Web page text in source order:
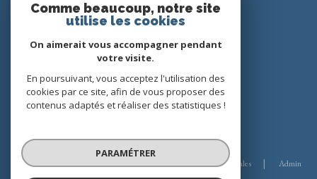
Nos honoraires
Nos partenaires Mentions légales
Admin
Comme beaucoup, notre site
utilise les cookies
On aimerait vous accompagner pendant
votre visite.
En poursuivant, vous acceptez l'utilisation des
cookies par ce site, afin de vous proposer des
contenus adaptés et réaliser des statistiques !
PARAMÉTRER